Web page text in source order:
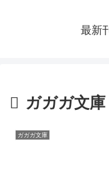
最新
ガガガ文庫
ガガガ文庫